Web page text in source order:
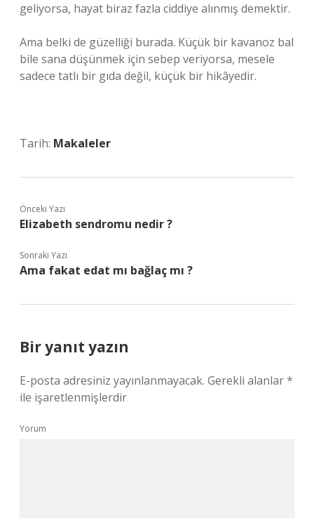
geliyorsa, hayat biraz fazla ciddiye alınmış demektir.
Ama belki de güzelliği burada. Küçük bir kavanoz bal
bile sana düşünmek için sebep veriyorsa, mesele
sadece tatlı bir gıda değil, küçük bir hikâyedir.
Tarih: Makaleler
Önceki Yazı
Elizabeth sendromu nedir ?
Sonraki Yazı
Ama fakat edat mı bağlaç mı ?
Bir yanıt yazın
E-posta adresiniz yayınlanmayacak. Gerekli alanlar*
ile işaretlenmişlerdir
Yorum